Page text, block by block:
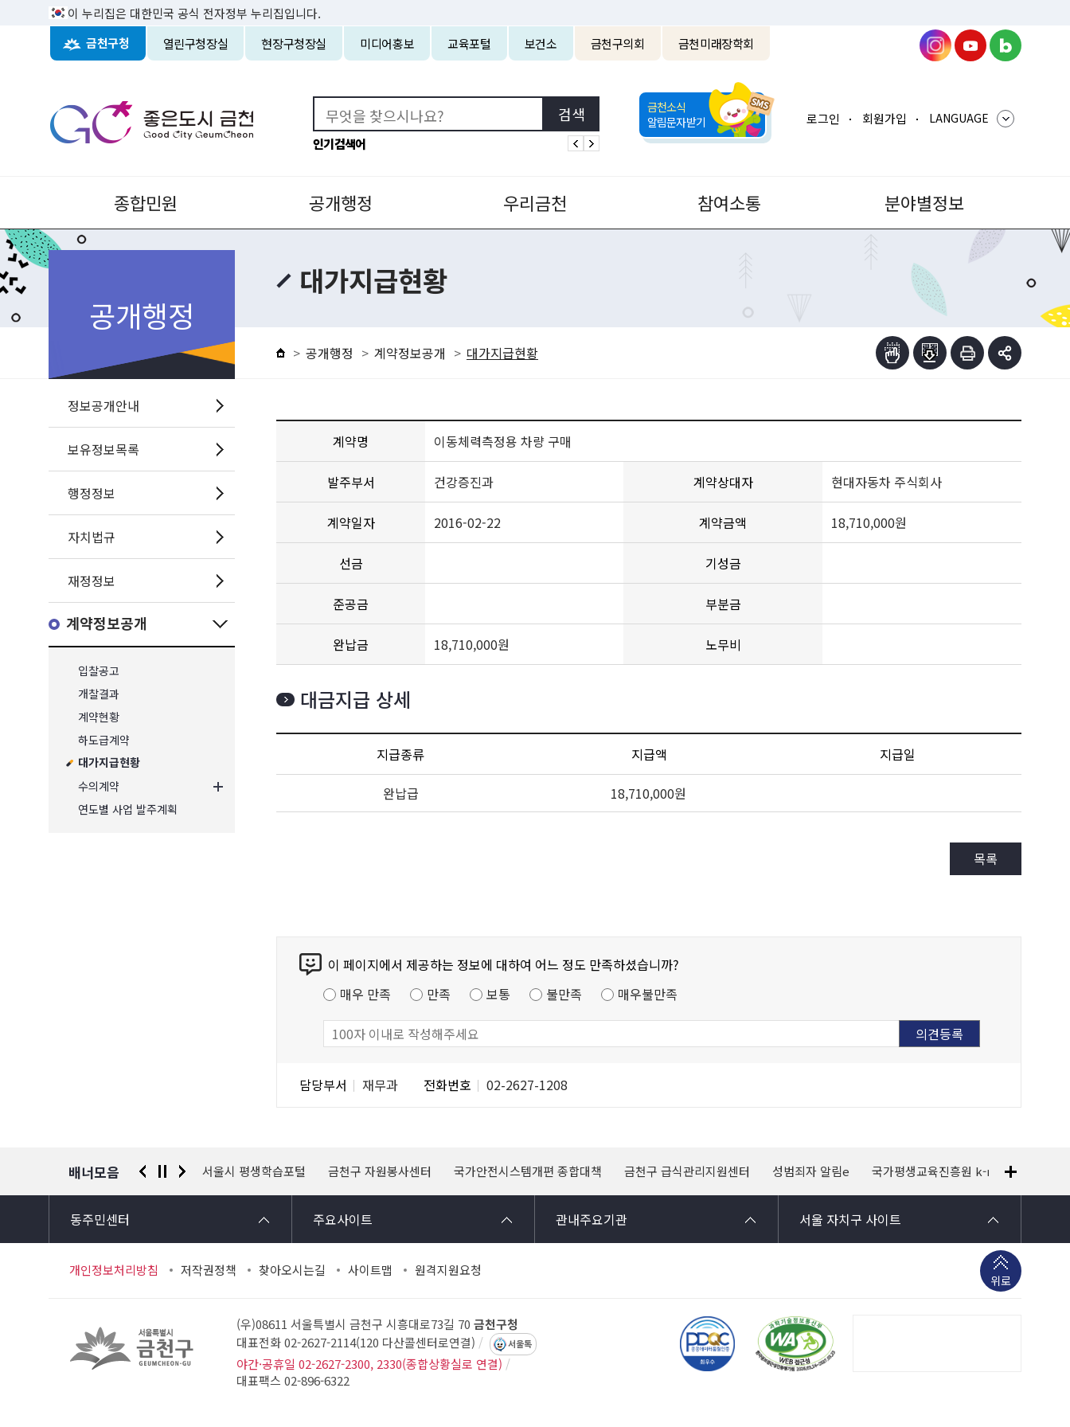
이 누리집은 대한민국 공식 전자정부 누리집입니다.
금천구청 열린구청장실 현장구청장실 미디어홍보 교육포털 보건소 금천구의회 금천미래장학회
인기검색어
금천소식
알림문자받기
로그인 회원가입 LANGUAGE
종합민원 공개행정 우리금천 참여소통 분야별정보
공개행정
정보공개안내
보유정보목록
행정정보
자치법규
재정정보
계약정보공개
입찰공고
개찰결과
계약현황
하도급계약
대가지급현황
수의계약
연도별 사업 발주계획
대가지급현황
공개행정 계약정보공개 대가지급현황
계약명 이동체력측정용 차량 구매
발주부서 건강증진과 계약상대자 현대자동차 주식회사
계약일자 2016-02-22 계약금액 18,710,000원
선금 기성금
준공금 부분금
완납금 18,710,000원 노무비
대금지급 상세
지급종류 지급액 지급일
완납급 18,710,000원
목록
이 페이지에서 제공하는 정보에 대하여 어느 정도 만족하셨습니까?
매우 만족
만족 보통 불만족 매우불만족
담당부서 재무과 전화번호 02-2627-1208
배너모음
경찰청 유실물 통합포털 서울시 평생학습포털 금천구 자원봉사센터 국가안전시스템개편 종합대책 금천구 급식관리지원센터 성범죄자 알림e 국가평생교육진흥원 k-mooc
동주민센터 주요사이트 관내주요기관 서울 자치구 사이트
개인정보처리방침 저작권정책 찾아오시는길 사이트맵 원격지원요청
위로
(우)08611 서울특별시 금천구 시흥대로73길 70 금천구청
대표전화 02-2627-2114(120 다산콜센터로연결) 서울톡
야간·공휴일 02-2627-2300, 2330(종합상황실로 연결)
대표팩스 02-896-6322